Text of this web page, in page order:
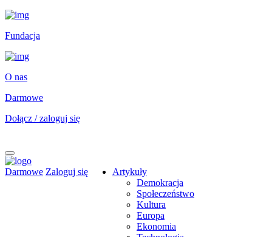
Fundacja
O nas
Darmowe
Dołącz / zaloguj się
Darmowe Zaloguj się
Artykuły
Demokracja
Społeczeństwo
Kultura
Europa
Ekonomia